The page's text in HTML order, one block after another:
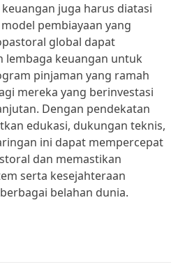
juga harus diatasi
pembiayaan yang
global dapat
lembaga keuangan untuk
pinjaman yang ramah
mereka yang berinvestasi
Dengan pendekatan
edukasi, dukungan teknis,
ini dapat mempercepat
dan memastikan
serta kesejahteraan
belahan dunia.